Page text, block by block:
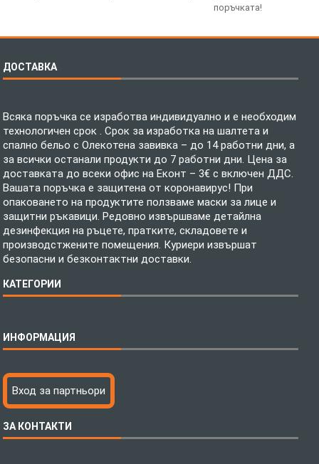
поръчката!
ДОСТАВКА
Всяка поръчка се изработва индивидуално и е необходим
технологичен срок . Срок за изработка на шалтета и
спално бельо с Олекотена завивка – до 14 работни дни, а
за всички останали продукти до 7 работни дни. Цена за
доставката до всеки офис на Еконт – 3€ с включен ДДС.
Вашата поръчка е защитена от коронавирус! При
опаковането на продуктите ползваме маски за лице и
защитни ръкавици. Редовно извършваме детайлна
дезинфекция на ръцете, пратките, складовете и
производстжените помещения. Куриери извършат
безопасни и безконтактни доставки.
КАТЕГОРИИ
Бебешки спални комплекти
Тениски с пълноцветен печат
Хавлиени кърпи
Пончо за водни спортове
ИНФОРМАЦИЯ
Технология на печатане
Файлове за печат
Как да поръчам?
Вход за партньори
ЗА КОНТАКТИ